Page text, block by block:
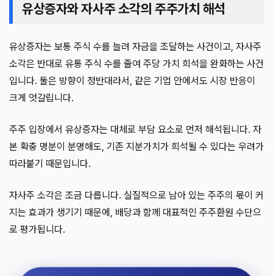
유상증자와 자사주 소각의 주주가치 해석
유상증자는 보통 주식 수를 늘려 자금을 조달하는 사건이고, 자사주
소각은 반대로 유통 주식 수를 줄여 주당 가치 희석을 완화하는 사건
입니다. 둘은 방향이 정반대라서, 같은 기업 안에서도 시장 반응이
크게 엇갈립니다.
주주 입장에서 유상증자는 대체로 부담 요소로 먼저 해석됩니다. 자
본 확충 명분이 분명해도, 기존 지분가치가 희석될 수 있다는 우려가
따라붙기 때문입니다.
자사주 소각은 조금 다릅니다. 실질적으로 남아 있는 주주의 몫이 커
지는 효과가 생기기 때문에, 배당과 함께 대표적인 주주환원 수단으
로 평가됩니다.